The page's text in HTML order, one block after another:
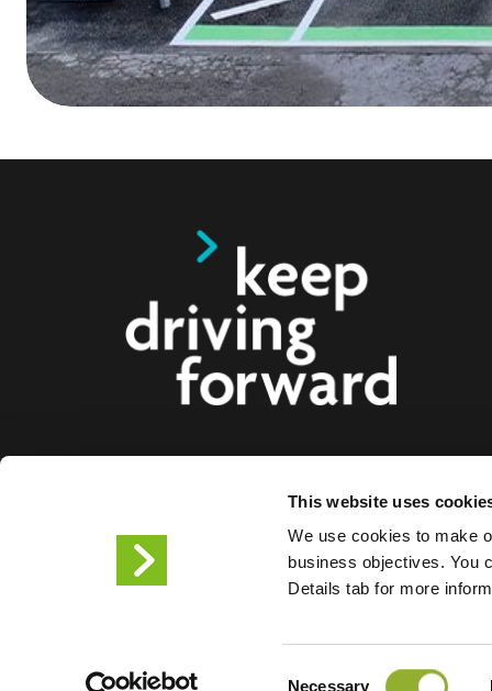
This website uses
We use cookies to make
business objectives. You
Details tab for more
Necessary
motocicletas, autobuses y camiones para
ciudades. Nuestras soluciones de carga
empresas y ciudades el suministro de la
los conductores de VE , mientras que la
Condiciones de uso